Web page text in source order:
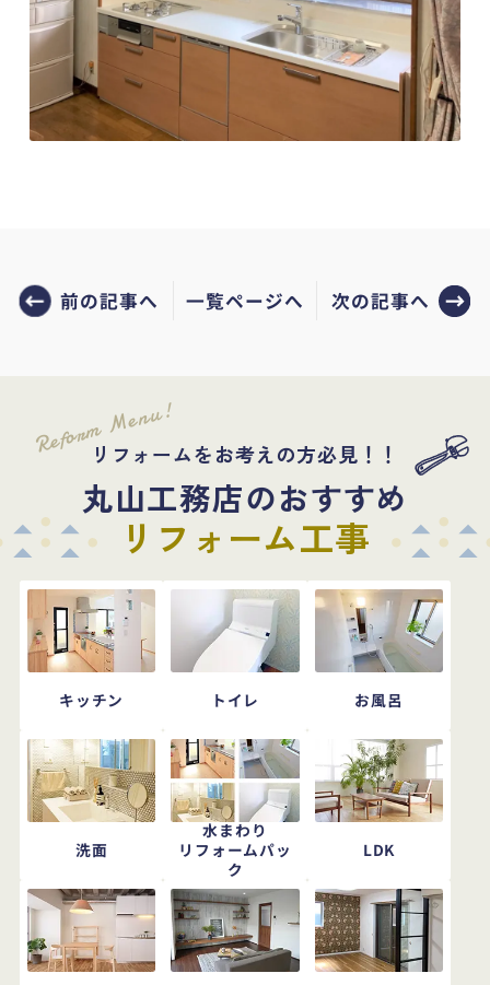
前の記事へ 一覧ページへ 次の記事へ
Reform Menu!
リフォームをお考えの方必見！！
丸山工務店のおすすめ
リフォーム工事
キッチン トイレ お風呂
洗面
水まわり
リフォームパッ
ク
LDK